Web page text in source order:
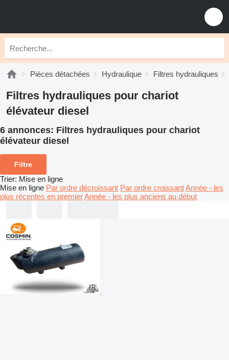
Pièces détachées Hydraulique Filtres hydrauliques
Filtres hydrauliques pour chariot
élévateur diesel
6 annonces: Filtres hydrauliques pour chariot
élévateur diesel
Filtre
Trier: Mise en ligne
Mise en ligne Par ordre décroissant Par ordre croissantAnnée - les
plus récentes en premierAnnée - les plus anciens au début